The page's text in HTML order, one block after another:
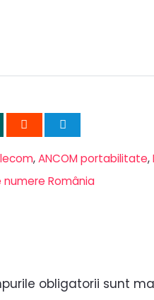
,ANCOM portabilitate,
România
obligatorii sunt